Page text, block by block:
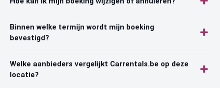
Binnen welke termijn wordt mijn boeking
bevestigd?
Welke aanbieders vergelijkt Carrentals.be op deze
locatie?